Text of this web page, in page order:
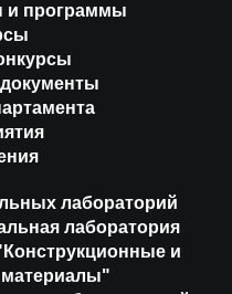
и программы
лабораторий
лаборатория
и